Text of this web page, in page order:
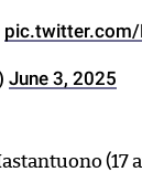
pic.twitter.com/
June 3, 2025
(17